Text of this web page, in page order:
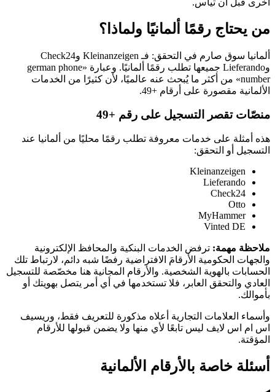
أخرى قبل أن تيأس.
من يحتاج رقمًا ألمانيًا ولماذا؟
ألمانيا سوق صارم في التحقق: فـ Kleinanzeigen وCheck24
وLieferando جميعها تطلب رقمًا ألمانيًا. وعبارة «german phone
number» من أكثر ما يُبحث عنه عالميًا، لأن كثيرًا من الخدمات
الألمانية مقصورة على أرقام +49.
منصّات تقصر التسجيل على رقم +49
هذه أمثلة على خدمات معروفة تطلب رقمًا محليًا من ألمانيا عند
التسجيل أو التحقق:
Kleinanzeigen
Lieferando
Check24
Otto
MyHammer
Vinted DE
ملاحظة مهمة: ترفض الخدمات البنكية والمحافظ الإلكترونية
والجهات الحكومية الأرقامَ الافتراضية رفضًا شبه دائم، لارتباط تلك
الحسابات بالهوية الشخصية. والأرقام المجانية هنا مخصّصة للتسجيل
العادي والتحقق العابر، فلا تستخدمها في أي أمر يتصل بهويتك أو
بأموالك.
وأسماء العلامات التجارية أعلاه مذكورة للتعريف فقط، وريسيف
اس ام اس لايف ليس تابعًا لأي منها ولا يضمن قبولها للأرقام
المؤقتة.
أسئلة خاصة بالأرقام الألمانية